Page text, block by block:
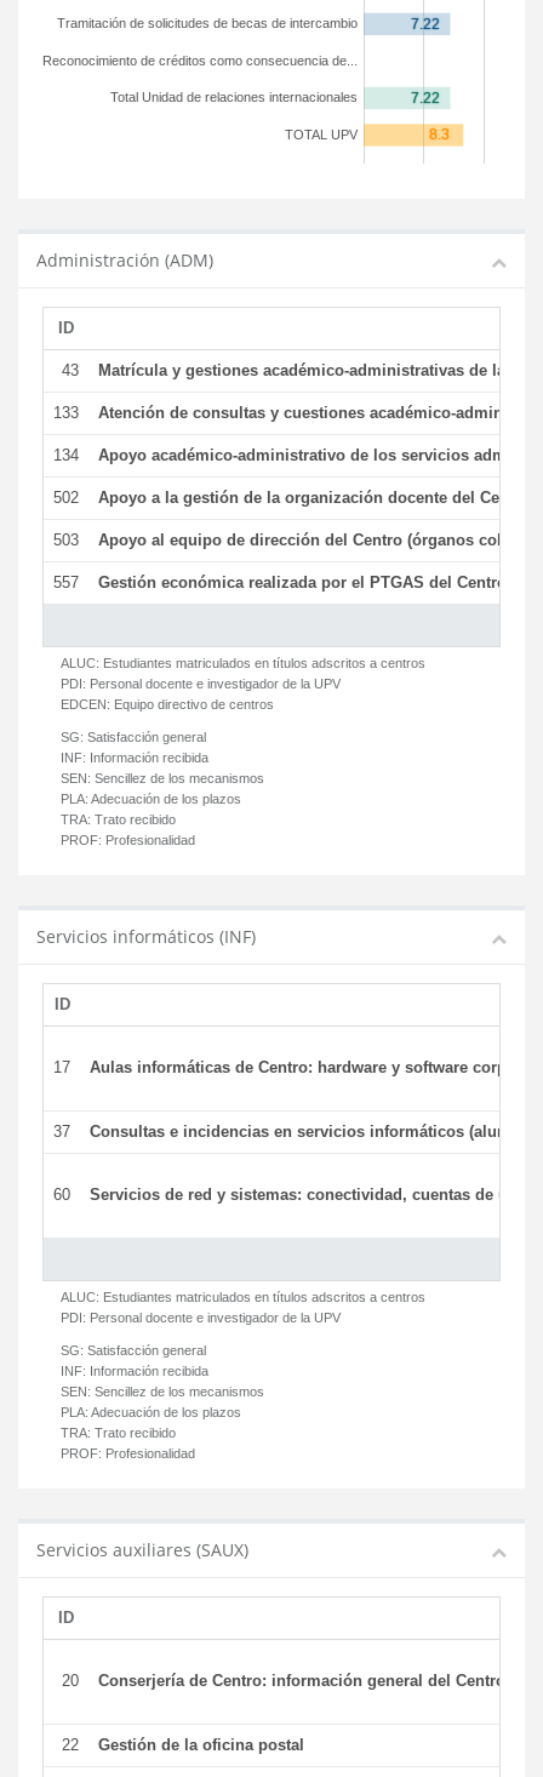
TOTAL UPV
Total Unidad de relaciones internacionales
Reconocimiento de créditos como consecuencia de...
Tramitación de solicitudes de becas de intercambio
Administración (ADM)
ID
43 Matrícula y gestiones académico-administrativas de la
133 Atención de consultas y cuestiones académico-
134 Apoyo académico-administrativo de los servicios
502 Apoyo a la gestión de la organización docente del Centro
503 Apoyo al equipo de dirección del Centro (órganos
557 Gestión económica realizada por el PTGAS del Centro
ALUC: Estudiantes matriculados en títulos adscritos a centros
PDI: Personal docente e investigador de la UPV
EDCEN: Equipo directivo de centros
SG: Satisfacción general
INF: Información recibida
SEN: Sencillez de los mecanismos
PLA: Adecuación de los plazos
TRA: Trato recibido
PROF: Profesionalidad
Servicios informáticos (INF)
ID
17 Aulas informáticas de Centro: hardware y software
37 Consultas e incidencias en servicios informáticos (alumnos)
60 Servicios de red y sistemas: conectividad, cuentas de
ALUC: Estudiantes matriculados en títulos adscritos a centros
PDI: Personal docente e investigador de la UPV
SG: Satisfacción general
INF: Información recibida
SEN: Sencillez de los mecanismos
PLA: Adecuación de los plazos
TRA: Trato recibido
PROF: Profesionalidad
Servicios auxiliares (SAUX)
ID
20 Conserjería de Centro: información general del Centro y
22 Gestión de la oficina postal